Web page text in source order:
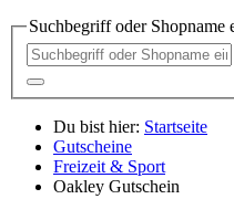
Suchbegriff oder Shopname
Du bist hier: Startseite
Gutscheine
Freizeit & Sport
Oakley Gutschein